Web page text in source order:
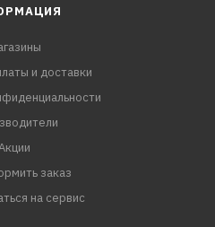
и доставки
заказ
на сервис